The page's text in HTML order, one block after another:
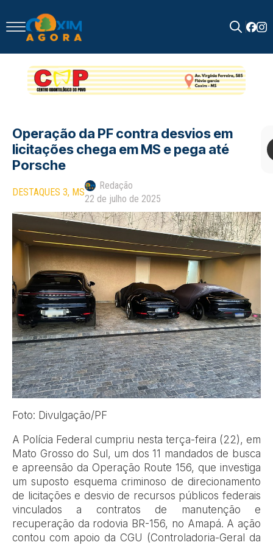
for:
Operação da PF contra desvios em
licitações chega em MS e pega até
Porsche
DESTAQUES 3 MS
Redação
22 de julho de 2025
Foto: Divulgação/PF
A Polícia Federal cumpriu nesta terça-feira (22), em
Mato Grosso do Sul, um dos 11 mandados de busca
e apreensão da Operação Route 156, que investiga
um suposto esquema criminoso de direcionamento
de licitações e desvio de recursos públicos federais
vinculados a contratos de manutenção e
recuperação da rodovia BR-156, no Amapá. A ação
contou com apoio da CGU (Controladoria-Geral da